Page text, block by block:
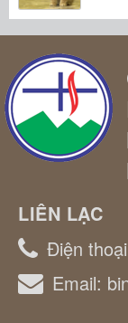
LIÊN LẠC
Điện
Email: